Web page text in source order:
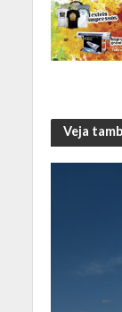
Veja